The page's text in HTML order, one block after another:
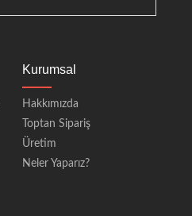
Kurumsal
Hakkımızda
Toptan Sipariş
Üretim
Neler Yaparız?